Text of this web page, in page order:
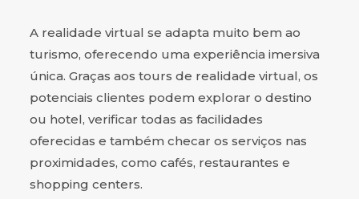
A realidade virtual se adapta muito bem ao
turismo, oferecendo uma experiência imersiva
única. Graças aos tours de realidade virtual, os
potenciais clientes podem explorar o destino
ou hotel, verificar todas as facilidades
oferecidas e também checar os serviços nas
proximidades, como cafés, restaurantes e
shopping centers.